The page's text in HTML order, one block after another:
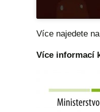
Více najedete na
Více informací